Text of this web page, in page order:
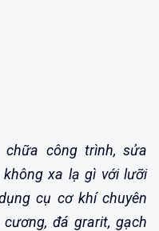
chữa công trình, sửa
xa lạ gì với lưỡi
cụ cơ khí chuyên
đá grarit, gạch